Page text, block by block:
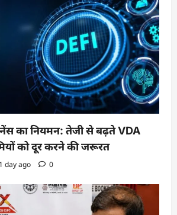
का नियमन: तेजी से बढ़ते VDA
को दूर करने की जरूरत
1 day ago 0